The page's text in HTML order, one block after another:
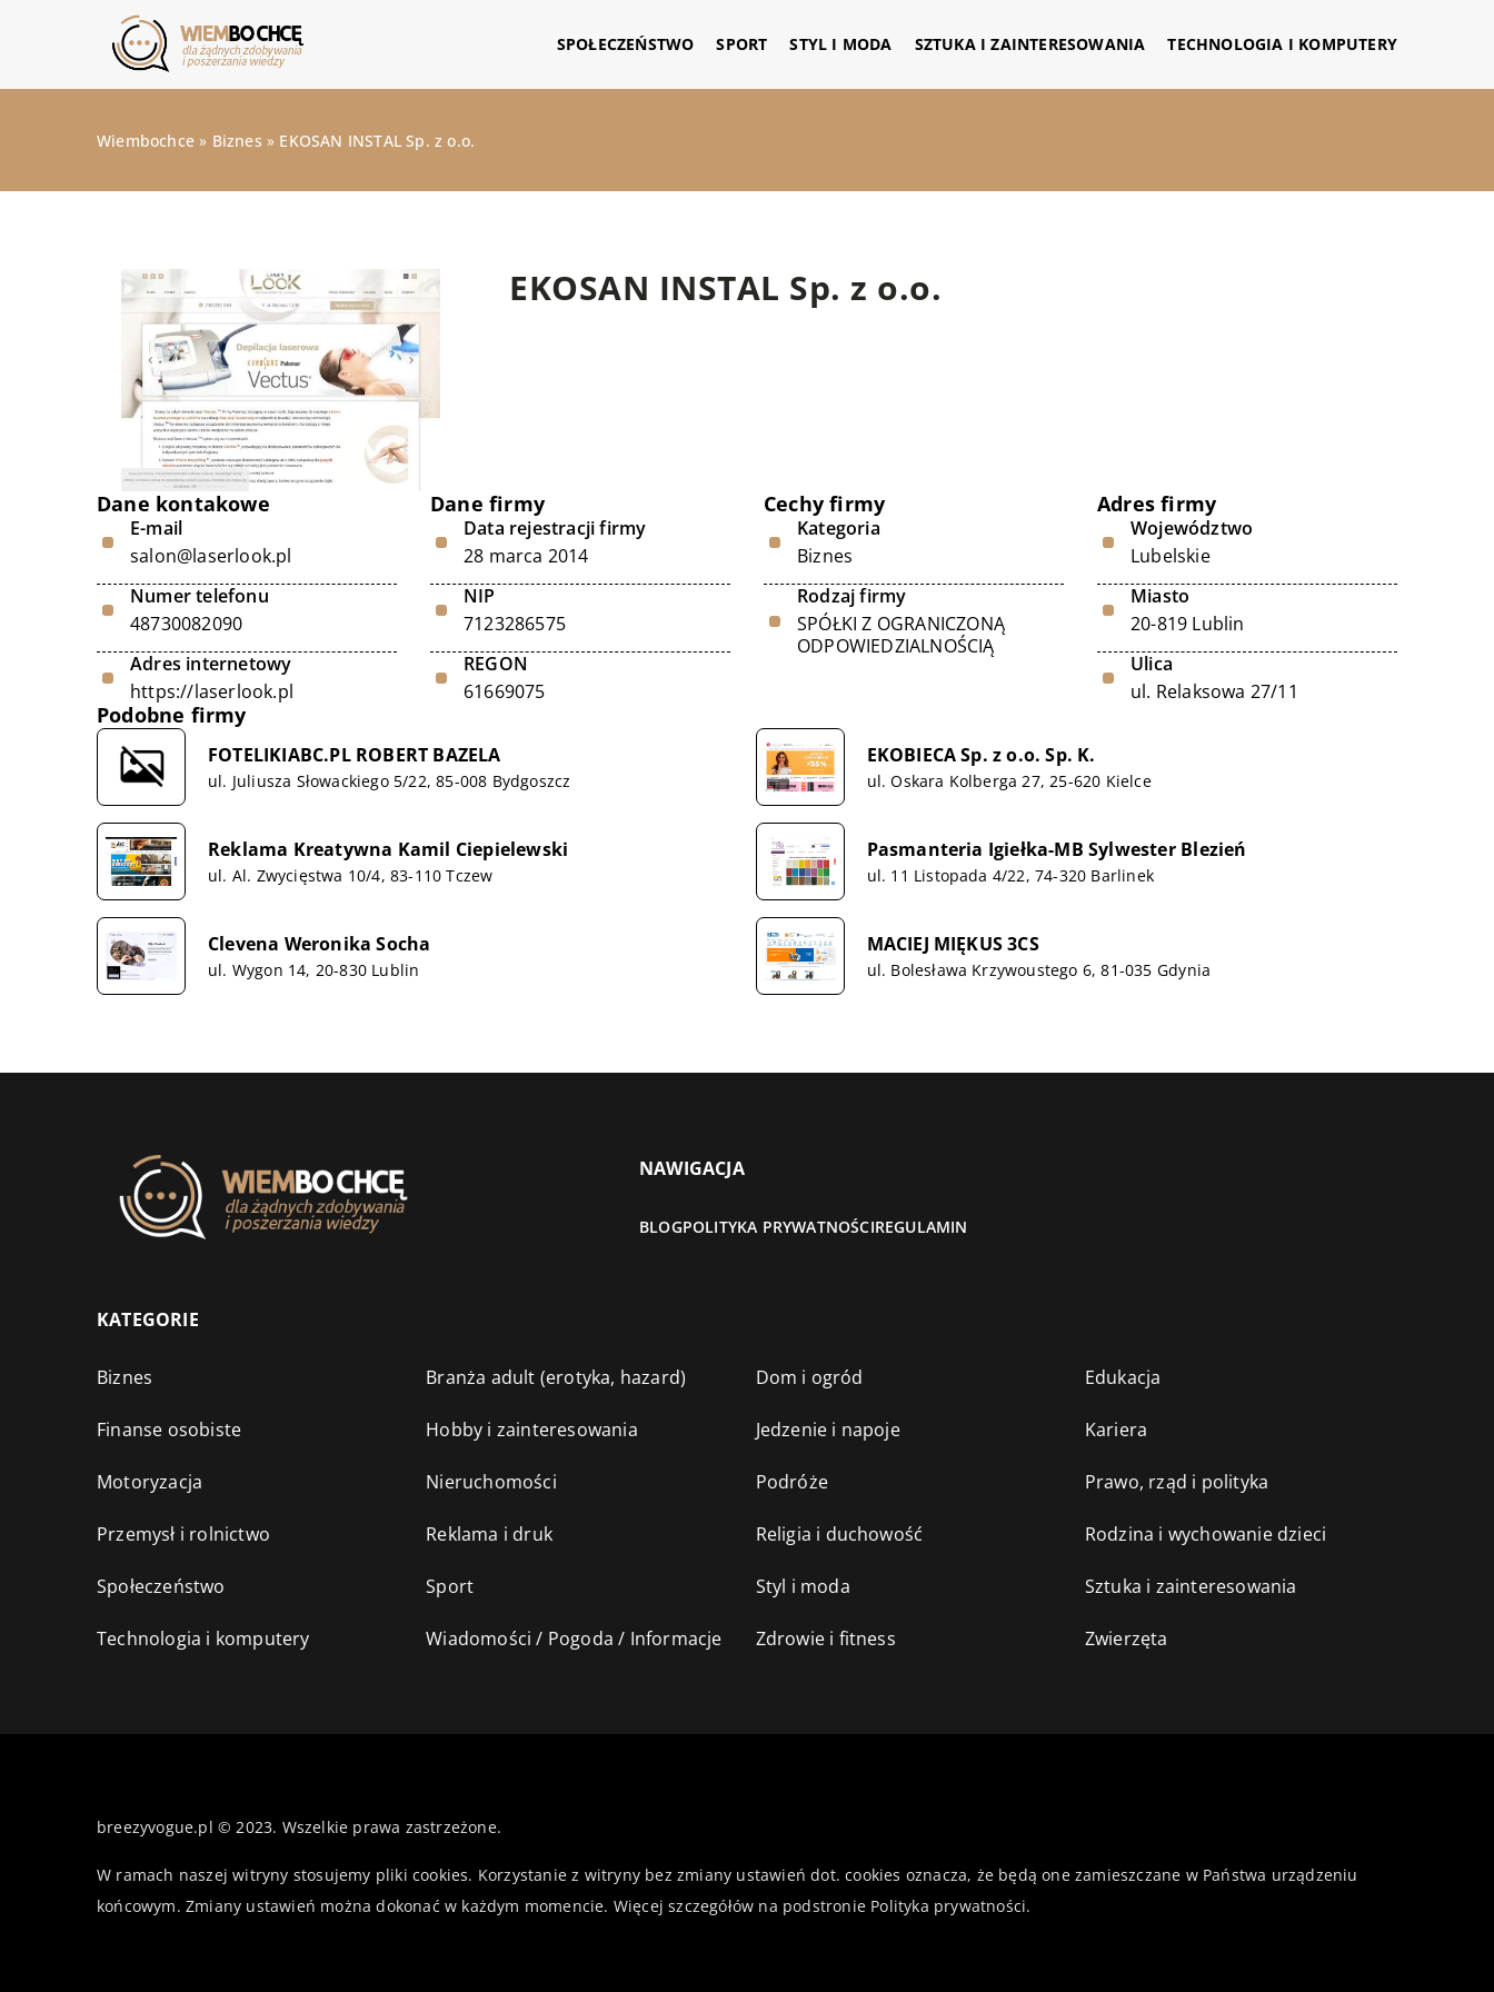
SPOŁECZEŃSTWO SPORT STYL I MODA SZTUKA I ZAINTERESOWANIA TECHNOLOGIA I KOMPUTERY
Wiembochce » Biznes » EKOSAN INSTAL Sp. z o.o.
EKOSAN INSTAL Sp. z o.o.
Dane kontakowe
E-mail
salon@laserlook.pl
Numer telefonu
48730082090
Adres internetowy
https://laserlook.pl
Dane firmy
Data rejestracji firmy
28 marca 2014
NIP
7123286575
REGON
61669075
Cechy firmy
Kategoria
Biznes
Rodzaj firmy
SPÓŁKI Z OGRANICZONĄ
ODPOWIEDZIALNOŚCIĄ
Adres firmy
Województwo
Lubelskie
Miasto
20-819 Lublin
Ulica
ul. Relaksowa 27/11
Podobne firmy
FOTELIKIABC.PL ROBERT BAZELA
ul. Juliusza Słowackiego 5/22, 85-008 Bydgoszcz
EKOBIECA Sp. z o.o. Sp. K.
ul. Oskara Kolberga 27, 25-620 Kielce
Reklama Kreatywna Kamil Ciepielewski
ul. Al. Zwycięstwa 10/4, 83-110 Tczew
Pasmanteria Igiełka-MB Sylwester Blezień
ul. 11 Listopada 4/22, 74-320 Barlinek
Clevena Weronika Socha
ul. Wygon 14, 20-830 Lublin
MACIEJ MIĘKUS 3CS
ul. Bolesława Krzywoustego 6, 81-035 Gdynia
NAWIGACJA
BLOGPOLITYKA PRYWATNOŚCIREGULAMIN
KATEGORIE
Biznes Branża adult (erotyka, hazard) Dom i ogród Edukacja
Finanse osobiste Hobby i zainteresowania Jedzenie i napoje Kariera
Motoryzacja Nieruchomości Podróże Prawo, rząd i polityka
Przemysł i rolnictwo Reklama i druk Religia i duchowość Rodzina i wychowanie dzieci
Społeczeństwo Sport Styl i moda Sztuka i zainteresowania
Technologia i komputery Wiadomości / Pogoda / Informacje Zdrowie i fitness Zwierzęta
breezyvogue.pl © 2023. Wszelkie prawa zastrzeżone.
W ramach naszej witryny stosujemy pliki cookies. Korzystanie z witryny bez zmiany ustawień dot. cookies oznacza, że będą one zamieszczane w Państwa urządzeniu
końcowym. Zmiany ustawień można dokonać w każdym momencie. Więcej szczegółów na podstronie Polityka prywatności.